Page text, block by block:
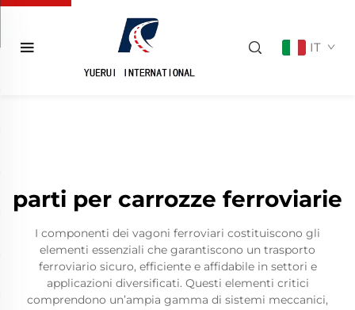
IT
parti per carrozze ferroviarie
I componenti dei vagoni ferroviari costituiscono gli
elementi essenziali che garantiscono un trasporto
ferroviario sicuro, efficiente e affidabile in settori e
applicazioni diversificati. Questi elementi critici
comprendono un’ampia gamma di sistemi meccanici,